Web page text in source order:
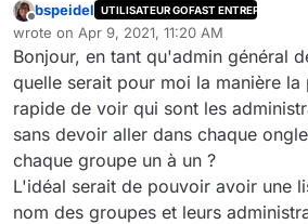
Offline
bspeidel UTILISATEUR GOFAST ENTREPRISE
wrote on Apr 9, 2021, 11:20 AM
last edited by
Bonjour, en tant qu'admin général
quelle serait pour moi la manière
rapide de voir qui sont les
sans devoir aller dans chaque
chaque groupe un à un ?
L'idéal serait de pouvoir avoir une
nom des groupes et leurs